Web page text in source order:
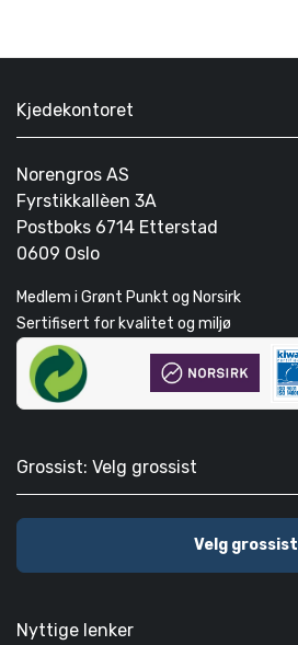
Kjedekontoret
Norengros AS
Fyrstikkallèen 3A
Postboks 6714 Etterstad
0609 Oslo
Medlem i Grønt Punkt og Norsirk
Sertifisert for kvalitet og miljø
Grossist: Velg grossist
Velg grossist
Nyttige lenker